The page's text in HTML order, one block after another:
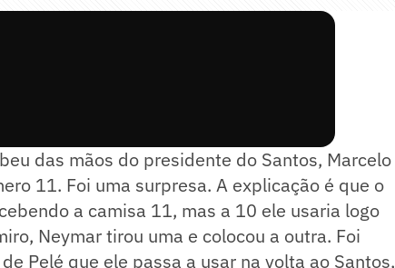
das mãos do presidente do Santos, Marcelo
11. Foi uma surpresa. A explicação é que o
a camisa 11, mas a 10 ele usaria logo
Neymar tirou uma e colocou a outra. Foi
Pelé que ele passa a usar na volta ao Santos,